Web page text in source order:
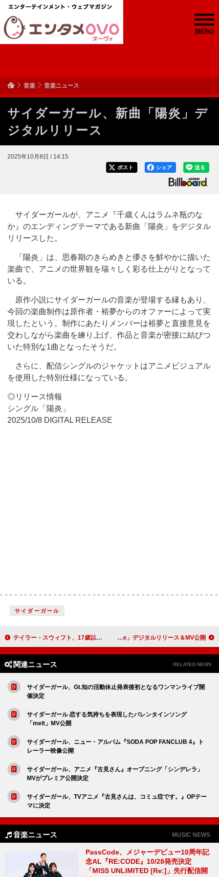
MENU
音楽 音楽ニュース
サイダーガール、新曲「陽炎」デ
ジタルリリース
2025年10月8日 / 14:15
送る
シェア
ポスト
サイダーガールが、アニメ『千歳くんはラムネ瓶のな
か』のエンディングテーマである新曲「陽炎」をデジタル
リリースした。
「陽炎」は、思春期のきらめきと儚さを鮮やかに描いた
楽曲で、アニメの世界観を瑞々しく彩る仕上がりとなって
いる。
原作小説にサイダーガールの音楽が登場する縁もあり、
今回の楽曲制作は原作者・裕夢からのオファーによって実
現したという。制作にあたりメンバーは裕夢と直接意見を
交わしながら楽曲を練り上げ、作品と音楽が密接に結びつ
いた特別な1曲となったそうだ。
さらに、配信シングルのジャケットはアニメビジュアル
を使用した特別仕様になっている。
◎リリース情報
シングル「陽炎」
2025/10/8 DIGITAL RELEASE
サイダーガール
テイラー・スウィフト、17歳以来初めて【グラミー賞】選考にエントリーせず Nornis、新曲「Prologue」デジタルリリース＆MV公開
関連ニュース RELATED NEWS
サイダーガール、Gt.知の活動休止発表後初となるワンマンライブ開
催決定
サイダーガール 恋する気持ちを表現したバレンタインソング
「melt」MV公開
サイダーガール、ニュー・アルバム『SODA POP FANCLUB 4』ト
レーラー映像公開
サイダーガール、アニメ『古見さん』オープニング「シンデレラ」
MVがプレミア公開決定
サイダーガール、TVアニメ『古見さんは、コミュ症です。』OPテー
マに決定
音楽ニュース MUSIC NEWS
PassCode、メジャーデビュー10周年記
念AL『RE:CODE』10/28発売決定
「MISS UNLIMITED [Re:]」先行配信開